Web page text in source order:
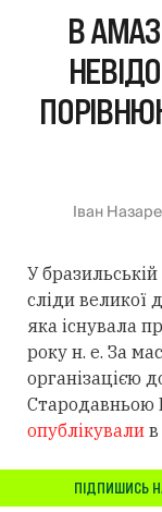
В
Іван
У
сліди великої
яка існувала
року н. е. За
організацією
Стародавньою
опублікували
ПІДПИШИСЬ